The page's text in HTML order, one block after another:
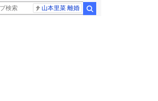
山本里菜 離婚